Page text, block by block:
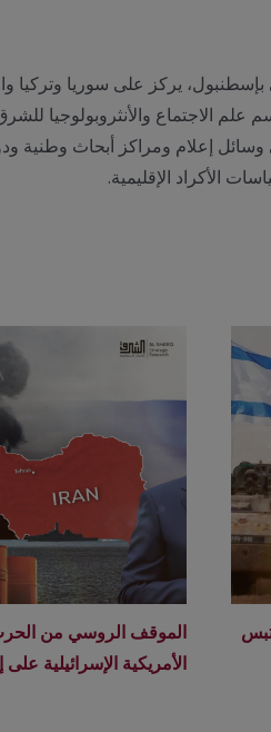
يركز على سوريا
إعلام ومراكز أبحاث وطنية
الأكراد الإقليمية.
الموقف الروسي من
الأمريكية الإسرائيلية على